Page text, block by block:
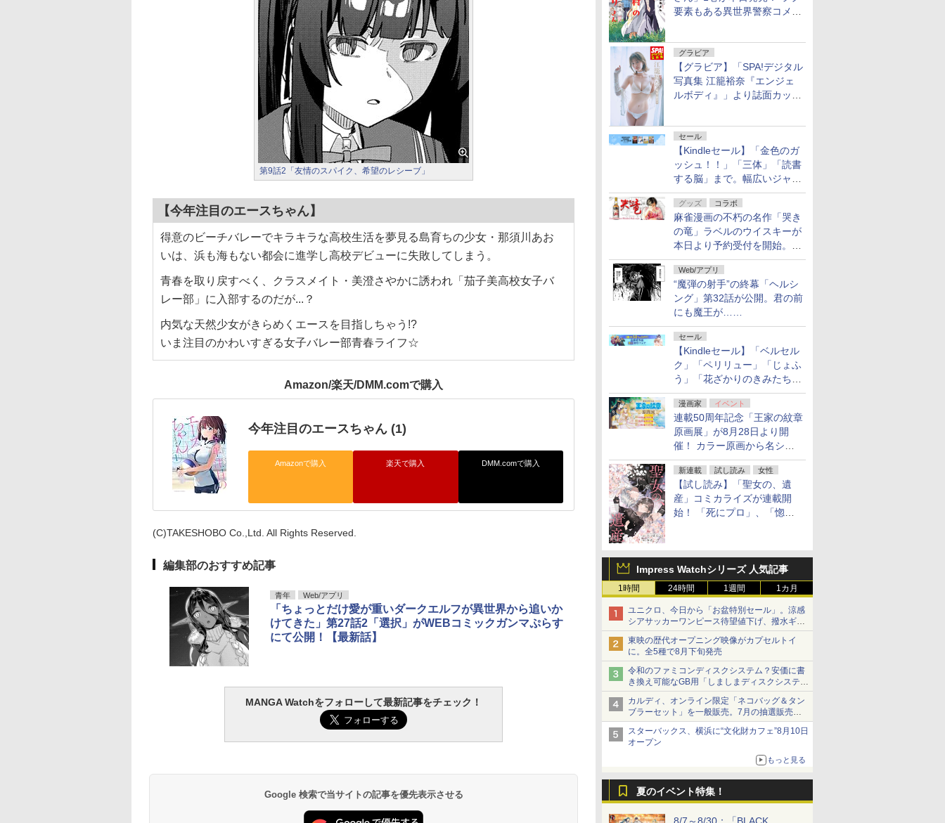
要素もある異世界警察コメデ
グラビア
【グラビア】「SPA!デジタル
写真集 江籠裕奈『エンジェ
ルボディ』」より誌面カット
セール
【Kindleセール】「金色のガ
ッシュ！！」「三体」「読書
する脳」まで。幅広いジャン
ルの電子書籍が最大65％オ
フ！「Kindle本サマーセー
ル」第2弾が開催中！
グッズ コラボ
麻雀漫画の不朽の名作「哭き
の竜」ラベルのウイスキーが
本日より予約受付を開始。8
月16日まで
Web/アプリ
“魔弾の射手”の終幕「ヘルシ
ング」第32話が公開。君の前
にも魔王が……
セール
【Kindleセール】「ベルセル
ク」「ペリリュー」「じょふ
う」「花ざかりのきみたち
へ」などが最大50％オフ！
「白泉社 夏の大割引セー
ル」が開催中！
漫画家 イベント
連載50周年記念「王家の紋章
原画展」が8月28日より開
催！ カラー原画から名シー
ンの原稿まで
新連載 試し読み 女性
【試し読み】「聖女の、遺
産」コミカライズが連載開
始！ 「死にプロ」、「惚れ
Impress Watchシリーズ 人気記事
1時間 24時間 1週間 1カ月
ユニクロ、今日から「お盆特別セール」。涼感
シアサッカーワンピース待望値下げ、撥水ギア
ショーツは1990円に
東映の歴代オープニング映像がカプセルトイ
に。全5種で8月下旬発売
令和のファミコンディスクシステム？安価に書
き換え可能なGB用「しましまディスクシステ
ム」
カルディ、オンライン限定「ネコバッグ＆タン
ブラーセット」を一般販売。7月の抽選販売の
当選無効分
スターバックス、横浜に“文化財カフェ”8月10日
オープン
もっと見る
夏のイベント特集！
第9話2「友情のスパイク、希望のレシーブ」
【今年注目のエースちゃん】
得意のビーチバレーでキラキラな高校生活を夢見る島育ちの少女・那須川あお
いは、浜も海もない都会に進学し高校デビューに失敗してしまう。
青春を取り戻すべく、クラスメイト・美澄さやかに誘われ「茄子美高校女子バ
レー部」に入部するのだが...？
内気な天然少女がきらめくエースを目指しちゃう!?
いま注目のかわいすぎる女子バレー部青春ライフ☆
Amazon/楽天/DMM.comで購入
今年注目のエースちゃん (1)
Amazonで購入 楽天で購入 DMM.comで購入
(C)TAKESHOBO Co.,Ltd. All Rights Reserved.
編集部のおすすめ記事
青年 Web/アプリ
「ちょっとだけ愛が重いダークエルフが異世界から追いか
けてきた」第27話2「選択」がWEBコミックガンマぷらす
にて公開！【最新話】
MANGA Watchをフォローして最新記事をチェック！
Google 検索で当サイトの記事を優先表示させる